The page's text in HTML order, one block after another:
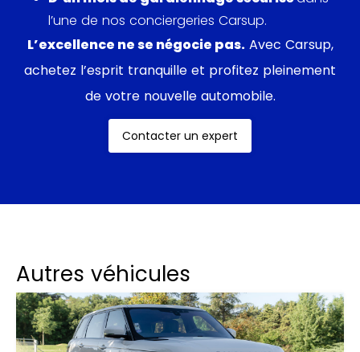
l’une de nos conciergeries Carsup.
L’excellence ne se négocie pas.Avec Carsup,
achetez l’esprit tranquille et profitez pleinement
de votre nouvelle automobile.
Contacter un expert
Autres véhicules